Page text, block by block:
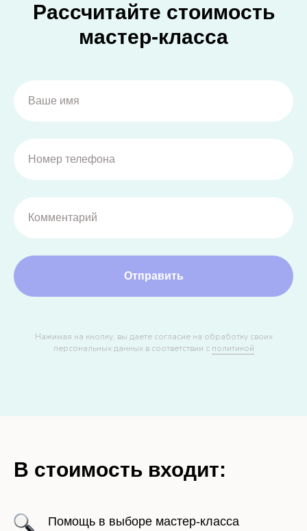
Рассчитайте стоимость
мастер-класса
Отправить
Нажимая на кнопку, вы даете согласие на обработку своих
персональных данных в соответствии с политикой
В стоимость входит:
Помощь в выборе мастер-класса